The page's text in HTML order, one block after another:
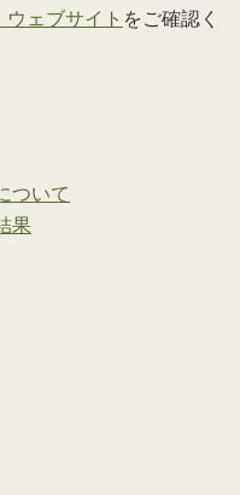
ェブサイト をご確認く
ついて
果